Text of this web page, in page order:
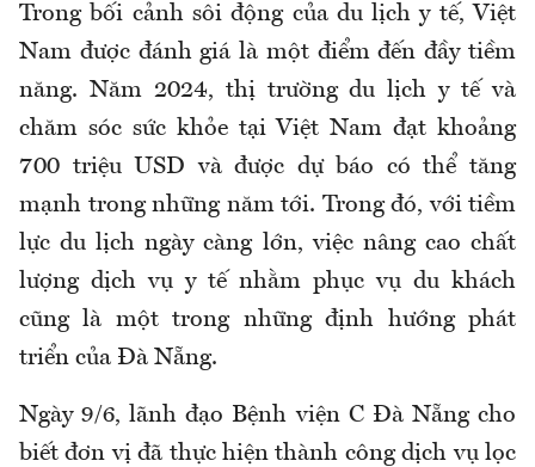
Trong bối cảnh sôi động của du lịch y tế, Việt
Nam được đánh giá là một điểm đến đầy tiềm
năng. Năm 2024, thị trường du lịch y tế và
chăm sóc sức khỏe tại Việt Nam đạt khoảng
700 triệu USD và được dự báo có thể tăng
mạnh trong những năm tới. Trong đó, với tiềm
lực du lịch ngày càng lớn, việc nâng cao chất
lượng dịch vụ y tế nhằm phục vụ du khách
cũng là một trong những định hướng phát
triển của Đà Nẵng.
Ngày 9/6, lãnh đạo Bệnh viện C Đà Nẵng cho
biết đơn vị đã thực hiện thành công dịch vụ lọc